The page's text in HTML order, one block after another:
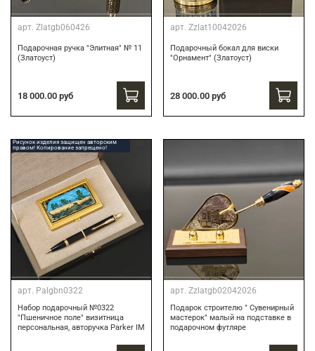
арт. Zlatgb060426
Подарочная ручка "Элитная" № 11
(Златоуст)
18 000.00 руб
арт. Zzlat10042026
Подарочный бокал для виски
"Орнамент" (Златоуст)
28 000.00 руб
Рисунок изделия защищен авторским
правом! Копирование запрещено!
арт. Palgbn0322
Набор подарочный №0322
"Пшеничное поле" визитница
персональная, авторучка Parker IM
арт. Zzlatgb02042026
Подарок строителю " Сувенирный
мастерок" малый на подставке в
подарочном футляре